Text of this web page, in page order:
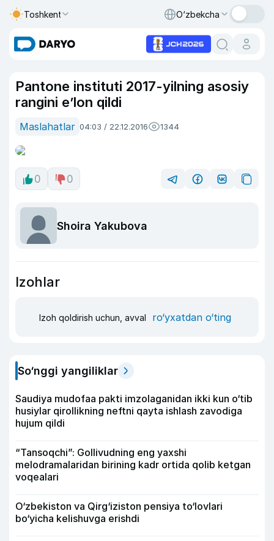
Toshkent O‘zbekcha
Pantone instituti 2017-yilning asosiy
rangini e’lon qildi
Maslahatlar 04:03 / 22.12.2016 1344
0 0
Shoira Yakubova
Izohlar
Izoh qoldirish uchun, avval ro‘yxatdan o‘ting
So‘nggi yangiliklar
Saudiya mudofaa pakti imzolaganidan ikki kun o‘tib
husiylar qirollikning neftni qayta ishlash zavodiga
hujum qildi
“Tansoqchi”: Gollivudning eng yaxshi
melodramalaridan birining kadr ortida qolib ketgan
voqealari
O‘zbekiston va Qirg‘iziston pensiya to‘lovlari
bo‘yicha kelishuvga erishdi